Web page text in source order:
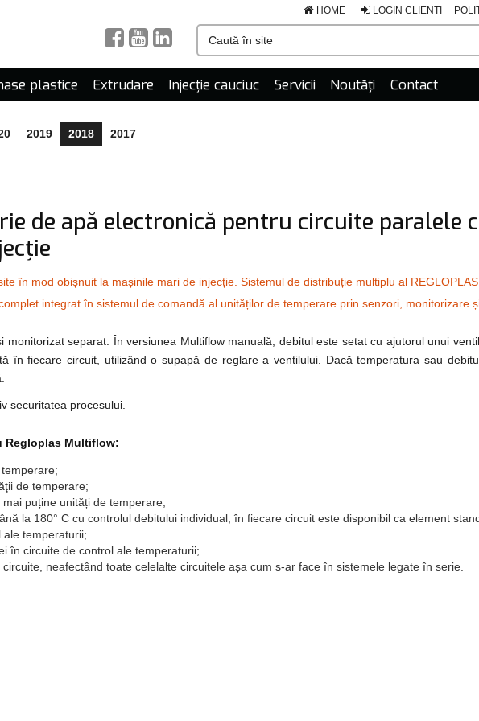
HOME LOGIN CLIENTI
plastice Extrudare Injecție cauciuc Servicii Noutăți Contact
2019 2018 2017
de apă electronică pentru circuite paralele
în mod obișnuit la mașinile mari de injecție. Sistemul de distribuție multiplu al
integrat în sistemul de comandă al unităților de temperare prin senzori, monitorizare
monitorizat separat. În versiunea Multiflow manuală, debitul este setat cu ajutorul unui
în fiecare circuit, utilizând o supapă de reglare a ventilului. Dacă temperatura sau
securitatea procesului.
Regloplas Multiflow:
de temperare;
puține unități de temperare;
la 180° C cu controlul debitului individual, în fiecare circuit este disponibil ca element
ale temperaturii;
în circuite de control ale temperaturii;
neafectând toate celelalte circuitele așa cum s-ar face în sistemele legate în serie.